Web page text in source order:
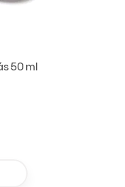
50 ml